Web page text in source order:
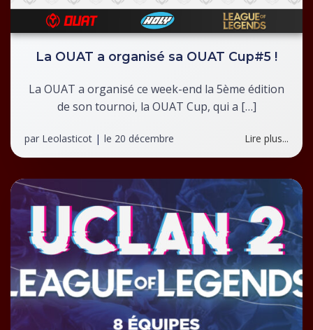
La OUAT a organisé sa OUAT Cup#5 !
La OUAT a organisé ce week-end la 5ème édition
de son tournoi, la OUAT Cup, qui a […]
par Leolasticot | le 20 décembre Lire plus...